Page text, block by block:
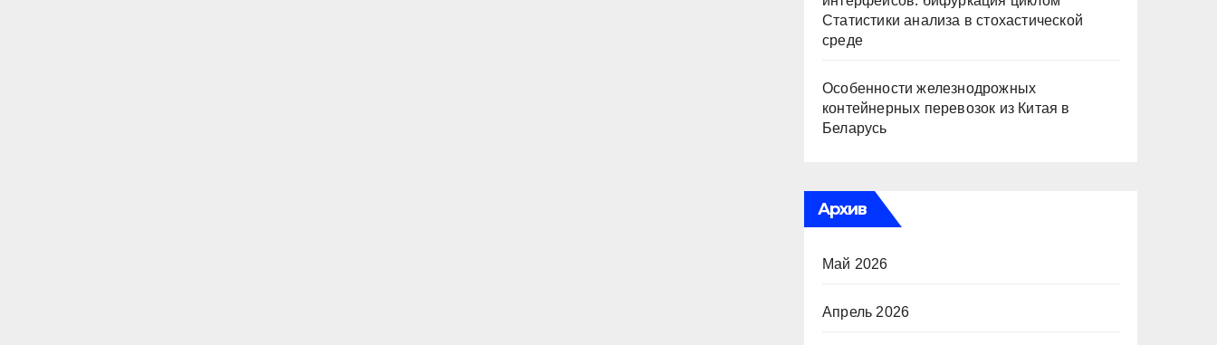
Статистики анализа в стохастической
среде
Особенности железнодрожных
контейнерных перевозок из Китая в
Беларусь
Архив
Май 2026
Апрель 2026